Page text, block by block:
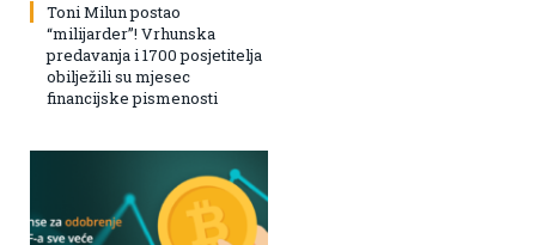
Toni Milun postao
“milijarder”! Vrhunska
predavanja i 1700 posjetitelja
obilježili su mjesec
financijske pismenosti